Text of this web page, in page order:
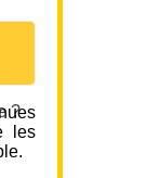
?
les